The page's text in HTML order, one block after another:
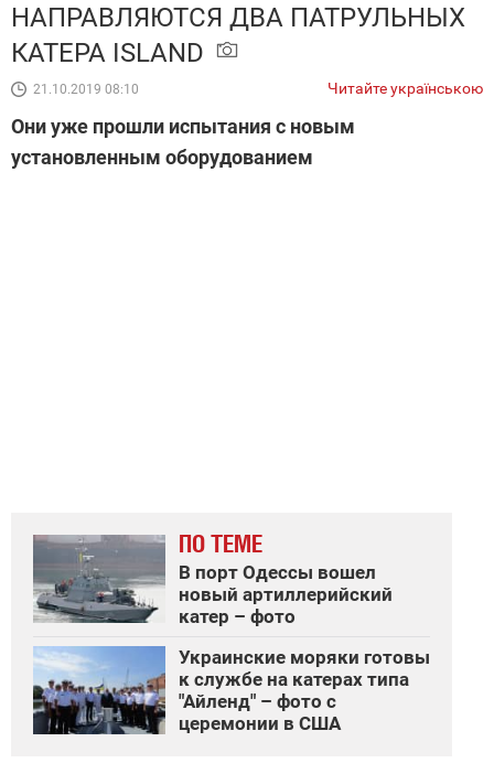
НАПРАВЛЯЮТСЯ ДВА ПАТРУЛЬНЫХ
КАТЕРА ISLAND
21.10.2019 08:10 Читайте українською
Они уже прошли испытания с новым
установленным оборудованием
ПО ТЕМЕ
В порт Одессы вошел
новый артиллерийский
катер – фото
Украинские моряки готовы
к службе на катерах типа
"Айленд" – фото с
церемонии в США